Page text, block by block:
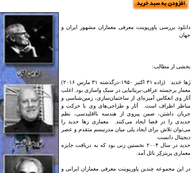
دانلود بررسی پاورپوینت معرفی معماران مشهور ایران و
جهان
بخشی از مطالب:
زَها حَدید (زاده ۳۱ اکتبر ۱۹۵۰-درگذشته ۳۱ مارس ۲۰۱۶)
معمار برجسته عراقی-بریتانیایی در سبک واسازی بود. اغلب
آثار وی انعکاس آمیزه‌ای از ساختمان‌سازی، زمین‌شناسی و
مناظر اطراف است. آثار و طراحی‌های وی با حرکت و
جریان داشتن، ضمن پیروی از هندسه نااقلیدسی، نظم
جدیدی را در فضا ایجاد می‌کنند. معماری زها حدید را
می‌توان تلاش برای ایجاد پلی میان مدرنیسم متقدم و عصر
دیجیتال دانست.
حدید در سال ۲۰۰۴ نخستین زنی بود که به دریافت جایزه
معماری پریتزکِر نائل آمد.
در این مجموعه چندین پاورپوینت معرفی معماران ایرانی و